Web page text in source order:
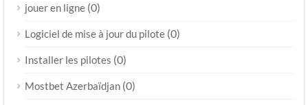
jouer en ligne (0)
Logiciel de mise à jour du pilote (0)
Installer les pilotes (0)
Mostbet Azerbaïdjan (0)